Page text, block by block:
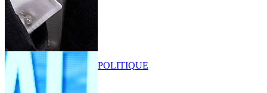
POLITIQUE